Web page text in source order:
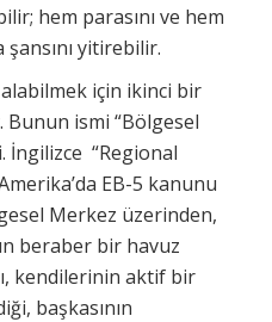
hem parasını ve hem
yitirebilir.
alabilmek için ikinci bir
ismi “Bölgesel
İngilizce “Regional
EB-5 kanunu
Merkez üzerinden,
beraber bir havuz
kendilerinin aktif bir
başkasının